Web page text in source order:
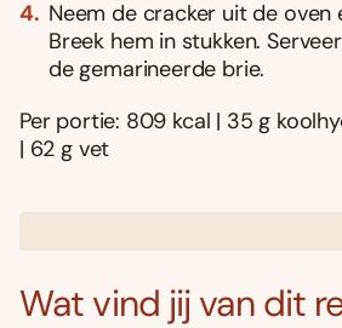
Neem de cracker uit de oven
Breek hem in stukken.
de gemarineerde brie.
Per portie: 809 kcal | 35 g
| 62 g vet
Wat vind jij van dit